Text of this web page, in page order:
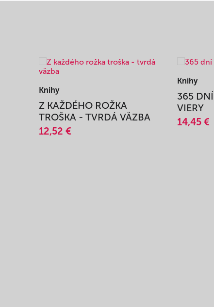
Knihy
Z KAŽDÉHO ROŽKA
TROŠKA - TVRDÁ VÄZBA
12,52 €
Knihy
365
VIERY
14,45 €